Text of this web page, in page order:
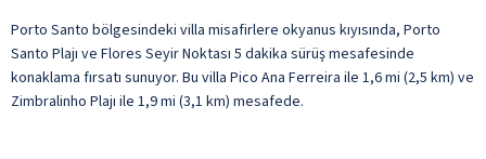
Porto Santo bölgesindeki villa misafirlere okyanus kıyısında, Porto
Santo Plajı ve Flores Seyir Noktası 5 dakika sürüş mesafesinde
konaklama fırsatı sunuyor. Bu villa Pico Ana Ferreira ile 1,6 mi (2,5 km) ve
Zimbralinho Plajı ile 1,9 mi (3,1 km) mesafede.